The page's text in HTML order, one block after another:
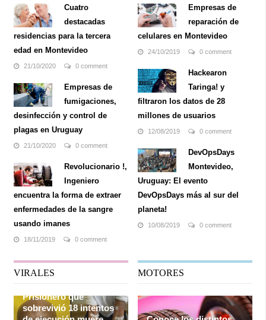
una gran compañía. Si bien
la mascota más común es
tener un perro, muchas
tener gatos. Para estas
personas, la oferta de ...
Cuatro
destacadas
residencias para la tercera
edad en Montevideo
21/10/2020 0 comment
Empresas de
fumigaciones,
desinfección y control de
plagas en Uruguay
21/10/2020 0 comment
Revolucionario !,
Ingeniero
encuentra la forma de extraer
enfermedades de la sangre
usando imanes
18/11/2019 0 comment
décadas, Taringa! se
posicionó comouno de los
foros y medios más
descargar) contenidos de
...
Empresas de
reparación de
celulares en Montevideo
24/10/2019 0 comment
Hackearon
Taringa! y
filtraron los datos de 28
millones de usuarios
12/08/2019 0 comment
DevOpsDays
Montevideo,
Uruguay: El evento
DevOpsDays más al sur del
planeta!
10/08/2019 0 comment
VIRALES
Prisionero que
sobrevivió 18 intentos
MOTORES